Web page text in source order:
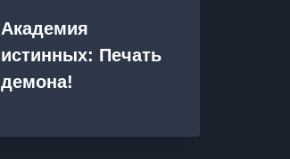
Академия
истинных: Печать
демона!